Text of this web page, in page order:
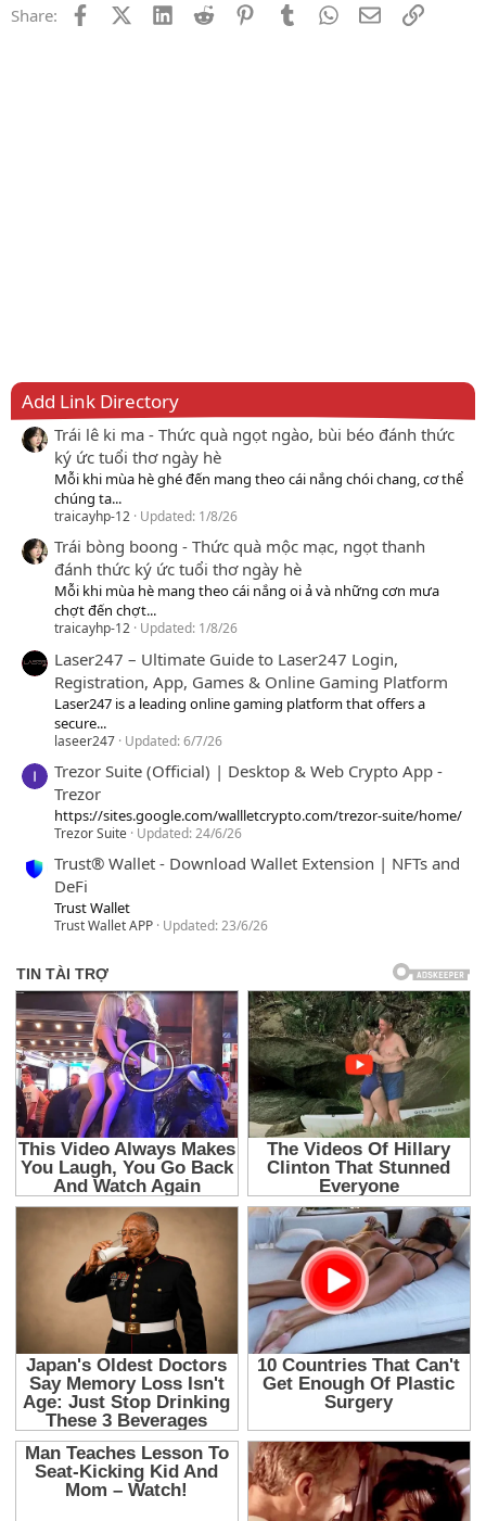
Share: FacebookX (Twitter)
LinkedInReddit PinterestTumblrWhatsApp
EmailLink
Add Link Directory
Trái lê ki ma - Thức quà ngọt ngào, bùi béo đánh thức
ký ức tuổi thơ ngày hè
Mỗi khi mùa hè ghé đến mang theo cái nắng chói chang, cơ thể
chúng ta...
traicayhp-12 Updated: 1/8/26
Trái bòng boong - Thức quà mộc mạc, ngọt thanh
đánh thức ký ức tuổi thơ ngày hè
Mỗi khi mùa hè mang theo cái nắng oi ả và những cơn mưa
chợt đến chợt...
traicayhp-12 Updated: 1/8/26
Laser247 – Ultimate Guide to Laser247 Login,
Registration, App, Games & Online Gaming Platform
Laser247 is a leading online gaming platform that offers a
secure...
laseer247 Updated:6/7/26
Trezor Suite (Official) | Desktop & Web Crypto App -
Trezor
https://sites.google.com/wallletcrypto.com/trezor-suite/home/
Trezor Suite Updated:24/6/26
Trust® Wallet - Download Wallet Extension | NFTs and
DeFi
Trust Wallet
Trust Wallet APP Updated:23/6/26